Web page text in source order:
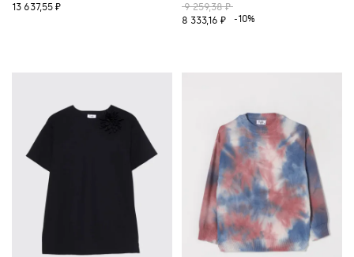
13 637,55 ₽
9 259,38 ₽
8 333,16 ₽
-10%